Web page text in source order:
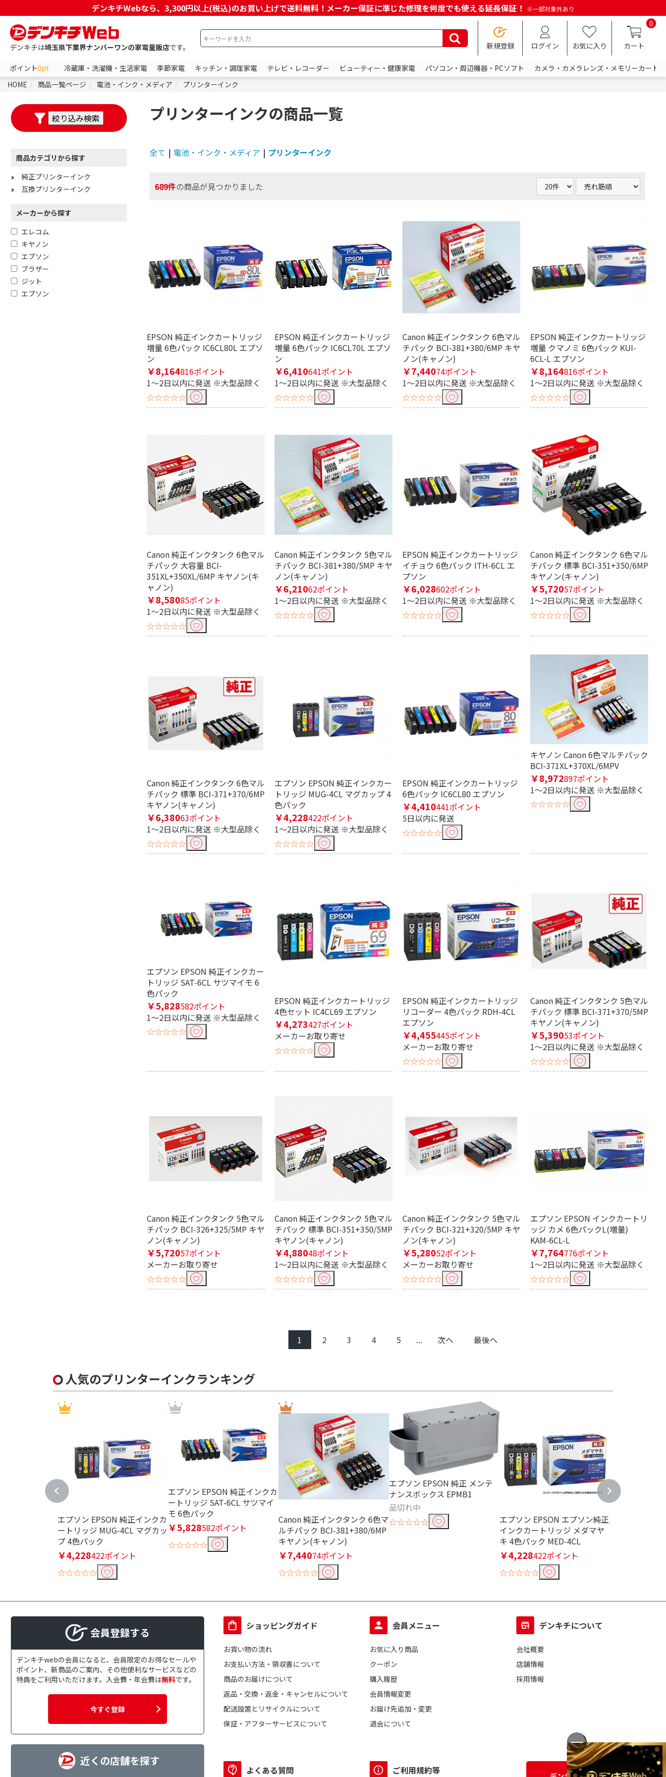
デンキチWebなら、3,300円以上(税込)のお買い上げで送料無料！メーカー保証に準じた修理を何度でも使える延長保証！ ※一部対象外あり
デンキチは埼玉県下業界ナンバーワンの家電量販店です。 新規登録 ログイン お気に入り
0
カート
ポイント0pt 冷蔵庫・洗濯機・生活家電 季節家電 キッチン・調理家電 テレビ・レコーダー ビューティー・健康家電 パソコン・周辺機器・PCソフト
カメラ・カメラレンズ・メモリーカード
HOME
商品一覧ページ 電池・インク・メディア プリンターインク
プリンターインクの商品一覧
全て | 電池・インク・メディア | プリンターインク
689件の商品が見つかりました
EPSON 純正インクカートリッジ
増量 6色パック IC6CL80L エプソ
ン
￥8,164816ポイント
1～2日以内に発送 ※大型品除く
☆☆☆☆☆
EPSON 純正インクカートリッジ
増量 6色パック IC6CL70L エプソ
ン
￥6,410641ポイント
1～2日以内に発送 ※大型品除く
☆☆☆☆☆
Canon 純正インクタンク 6色マル
チパック BCI-381+380/6MP キヤ
ノン(キャノン)
￥7,44074ポイント
1～2日以内に発送 ※大型品除く
☆☆☆☆☆
EPSON 純正インクカートリッジ
増量 クマノミ 6色パック KUI-
6CL-L エプソン
￥8,164816ポイント
1～2日以内に発送 ※大型品除く
☆☆☆☆☆
Canon 純正インクタンク 6色マル
チパック 大容量 BCI-
351XL+350XL/6MP キヤノン(キ
ャノン)
￥8,58085ポイント
1～2日以内に発送 ※大型品除く
☆☆☆☆☆
Canon 純正インクタンク 5色マル
チパック BCI-381+380/5MP キヤ
ノン(キャノン)
￥6,21062ポイント
1～2日以内に発送 ※大型品除く
☆☆☆☆☆
EPSON 純正インクカートリッジ
イチョウ 6色パック ITH-6CL エ
プソン
￥6,028602ポイント
1～2日以内に発送 ※大型品除く
☆☆☆☆☆
Canon 純正インクタンク 6色マル
チパック 標準 BCI-351+350/6MP
キヤノン(キャノン)
￥5,72057ポイント
1～2日以内に発送 ※大型品除く
☆☆☆☆☆
Canon 純正インクタンク 6色マル
チパック 標準 BCI-371+370/6MP
キヤノン(キャノン)
￥6,38063ポイント
1～2日以内に発送 ※大型品除く
☆☆☆☆☆
エプソン EPSON 純正インクカー
トリッジ MUG-4CL マグカップ 4
色パック
￥4,228422ポイント
1～2日以内に発送 ※大型品除く
☆☆☆☆☆
EPSON 純正インクカートリッジ
6色パック IC6CL80 エプソン
￥4,410441ポイント
5日以内に発送
☆☆☆☆☆
キヤノン Canon 6色マルチパック
BCI-371XL+370XL/6MPV
￥8,972897ポイント
1～2日以内に発送 ※大型品除く
☆☆☆☆☆
エプソン EPSON 純正インクカー
トリッジ SAT-6CL サツマイモ 6
色パック
￥5,828582ポイント
1～2日以内に発送 ※大型品除く
☆☆☆☆☆
EPSON 純正インクカートリッジ
4色セット IC4CL69 エプソン
￥4,273427ポイント
メーカーお取り寄せ
☆☆☆☆☆
EPSON 純正インクカートリッジ
リコーダー 4色パック RDH-4CL
エプソン
￥4,455445ポイント
メーカーお取り寄せ
☆☆☆☆☆
Canon 純正インクタンク 5色マル
チパック 標準 BCI-371+370/5MP
キヤノン(キャノン)
￥5,39053ポイント
1～2日以内に発送 ※大型品除く
☆☆☆☆☆
Canon 純正インクタンク 5色マル
チパック BCI-326+325/5MP キヤ
ノン(キャノン)
￥5,72057ポイント
メーカーお取り寄せ
☆☆☆☆☆
Canon 純正インクタンク 5色マル
チパック 標準 BCI-351+350/5MP
キヤノン(キャノン)
￥4,88048ポイント
1～2日以内に発送 ※大型品除く
☆☆☆☆☆
Canon 純正インクタンク 5色マル
チパック BCI-321+320/5MP キヤ
ノン(キャノン)
￥5,28052ポイント
メーカーお取り寄せ
☆☆☆☆☆
エプソン EPSON インクカートリ
ッジ カメ 6色パックL(増量)
KAM-6CL-L
￥7,764776ポイント
1～2日以内に発送 ※大型品除く
☆☆☆☆☆
1 2 3 4 5 ... 次へ 最後へ
商品カテゴリから探す
純正プリンターインク
互換プリンターインク
メーカーから探す
エレコム
キヤノン
エプソン
ブラザー
ジット
エプソン
条件で絞り込む
フリーワードで絞り込む
除外する にチェックを入れると、指定したワードを除外して検索します。
価格で絞り込む
円~ 円
純正プリンターインクで絞り込む
brother｜ブラザー CANON｜キヤノン EPSON｜エプソン
互換プリンターインクで絞り込む
人気のプリンターインクランキング
エプソン EPSON 純正インクカ
ートリッジ MUG-4CL マグカッ
プ 4色パック
￥4,228422ポイント
☆☆☆☆☆
エプソン EPSON 純正インクカ
ートリッジ SAT-6CL サツマイ
モ 6色パック
￥5,828582ポイント
☆☆☆☆☆
Canon 純正インクタンク 6色マ
ルチパック BCI-381+380/6MP
キヤノン(キャノン)
￥7,44074ポイント
☆☆☆☆☆
エプソン EPSON 純正 メンテ
ナンスボックス EPMB1
品切れ中
☆☆☆☆☆
エプソン EPSON エプソン純正
インクカートリッジ メダマヤ
キ 4色パック MED-4CL
￥4,228422ポイント
☆☆☆☆☆
会員登録する
デンキチwebの会員になると、会員限定のお得なセールや
ポイント、新商品のご案内、その他便利なサービスなどの
特典をご利用いただけます。入会費・年会費は無料です。
今すぐ登録
近くの店舗を探す
ショッピングガイド
お買い物の流れ
お支払い方法・領収書について
商品のお届けについて
返品・交換・返金・キャンセルについて
配送設置とリサイクルについて
保証・アフターサービスについて
会員メニュー
お気に入り商品
クーポン
購入履歴
会員情報変更
お届け先追加・変更
退会について
デンキチについて
会社概要
店舗情報
採用情報
よくある質問 ご利用規約等